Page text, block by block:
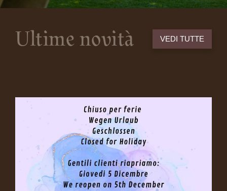
Ultime novità VEDI TUTTE